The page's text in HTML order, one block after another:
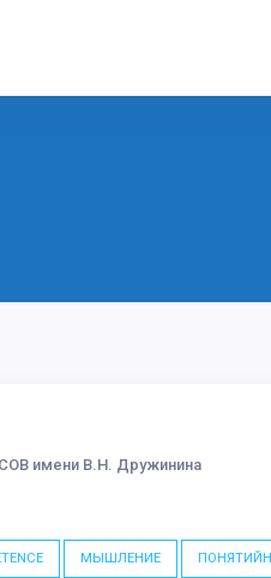
имени В.Н. Дружинина
МЫШЛЕНИЕ